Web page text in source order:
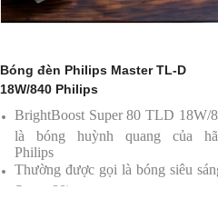
Bóng đèn Philips Master TL-D
18W/840 Philips
BrightBoost Super 80 TLD 18W/
là bóng huỳnh quang của
Philips
Thường được gọi là bóng siêu
Super 80)